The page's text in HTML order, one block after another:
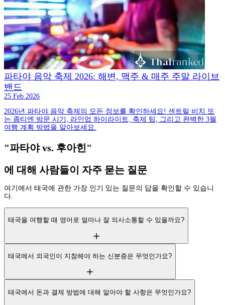
파타야 음악 축제 2026: 해변, 맥주 & 매주 주말 라이브
밴드
25 Feb 2026
2026년 파타야 음악 축제의 모든 정보를 확인하세요! 센트럴 비치 또
는 좀티엔 방문 시기, 라인업 하이라이트, 축제 팁, 그리고 완벽한 3월
여행 계획 방법을 알아보세요.
"파타야 vs. 후아힌"
에 대해 사람들이 자주 묻는 질문
여기에서 태국에 관한 가장 인기 있는 질문의 답을 확인할 수 있습니
다.
태국을 여행할 때 영어로 얼마나 잘 의사소통할 수 있을까요?
태국에서 외국인이 지참해야 하는 신분증은 무엇인가요?
태국에서 돈과 결제 방법에 대해 알아야 할 사항은 무엇인가요?